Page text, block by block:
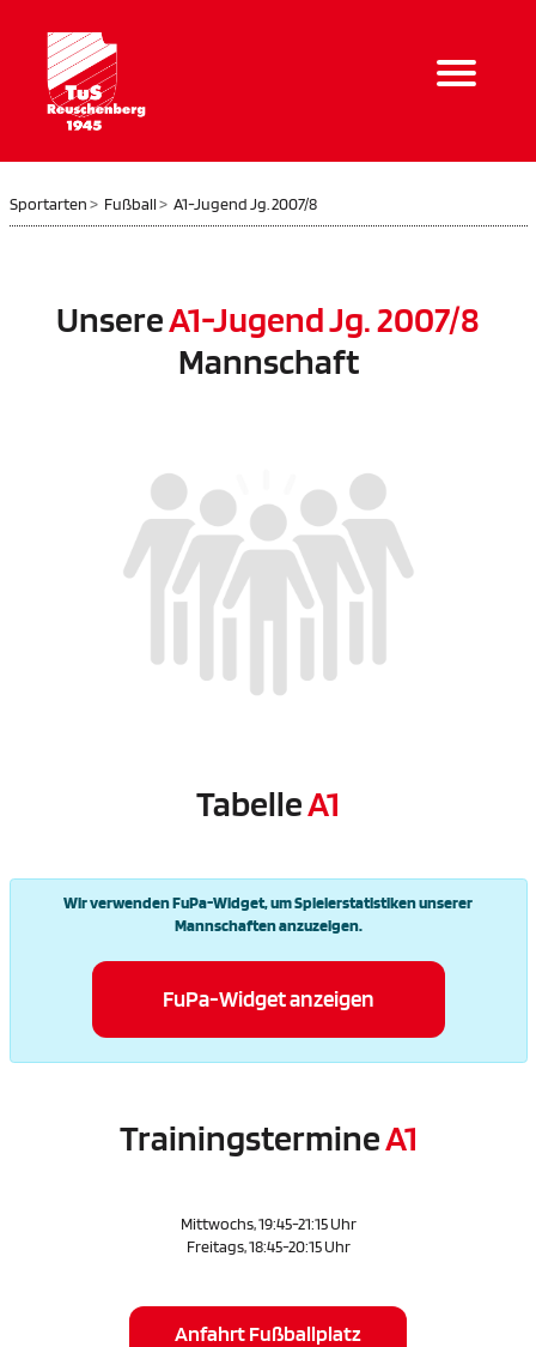
Sportarten Fußball A1-Jugend Jg. 2007/8
UnsereA1-Jugend Jg. 2007/8
Mannschaft
TabelleA1
Wir verwenden FuPa-Widget, um Spielerstatistiken unserer
Mannschaften anzuzeigen.
FuPa-Widget anzeigen
TrainingstermineA1
Mittwochs, 19:45-21:15 Uhr
Freitags, 18:45-20:15 Uhr
Anfahrt Fußballplatz